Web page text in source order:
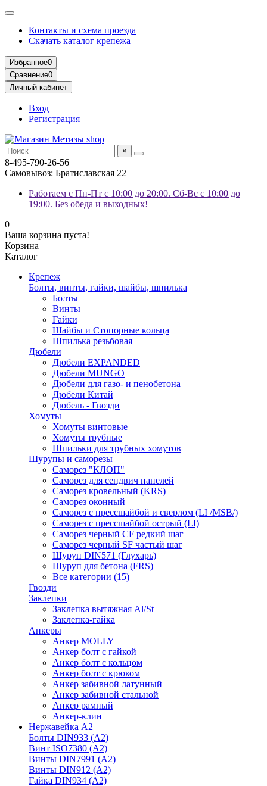
Контакты и схема проезда
Скачать каталог крепежа
Избранное0
Сравнение0
Личный кабинет
Вход
Регистрация
×
8-495-790-26-56
Самовывоз: Братиславская 22
Работаем с Пн-Пт с 10:00 до 20:00. Сб-Вс с 10:00 до
19:00. Без обеда и выходных!
0
Ваша корзина пуста!
Корзина
Каталог
Крепеж
Болты, винты, гайки, шайбы, шпилька
Болты
Винты
Гайки
Шайбы и Стопорные кольца
Шпилька резьбовая
Дюбели
Дюбели EXPANDED
Дюбели MUNGO
Дюбели для газо- и пенобетона
Дюбели Китай
Дюбель - Гвозди
Хомуты
Хомуты винтовые
Хомуты трубные
Шпильки для трубных хомутов
Шурупы и саморезы
Саморез "КЛОП"
Саморез для сендвич панелей
Саморез кровельный (KRS)
Саморез оконный
Саморез с прессшайбой и сверлом (LI /MSB/)
Саморез с прессшайбой острый (LI)
Саморез черный CF редкий шаг
Саморез черный SF частый шаг
Шуруп DIN571 (Глухарь)
Шуруп для бетона (FRS)
Все категории (15)
Гвозди
Заклепки
Заклепка вытяжная Al/St
Заклепка-гайка
Анкеры
Анкер MOLLY
Анкер болт с гайкой
Анкер болт с кольцом
Анкер болт с крюком
Анкер забивной латунный
Анкер забивной стальной
Анкер рамный
Анкер-клин
Нержавейка А2
Болты DIN933 (A2)
Винт ISO7380 (A2)
Винты DIN7991 (A2)
Винты DIN912 (A2)
Гайка DIN934 (A2)